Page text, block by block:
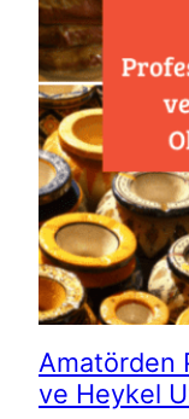
Amatörden
ve Heykel